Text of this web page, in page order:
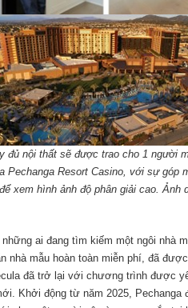
đủ nội thất sẽ được trao cho 1 người
Pechanga Resort Casino, với sự góp
xem hình ảnh độ phân giải cao. Ảnh
ai đang tìm kiếm một ngôi nhà
nhà mẫu hoàn toàn miễn phí, đã
đã trở lại với chương trình được
Khởi động từ năm 2025, Pechanga